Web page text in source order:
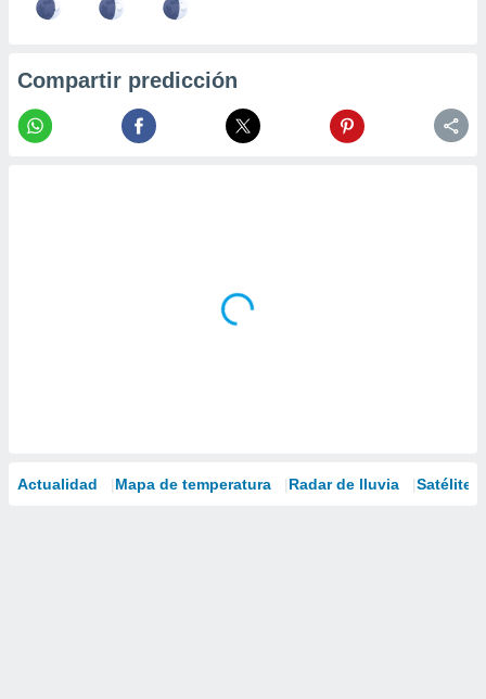
Compartir predicción
Actualidad Mapa de temperatura Radar de lluvia Satélites